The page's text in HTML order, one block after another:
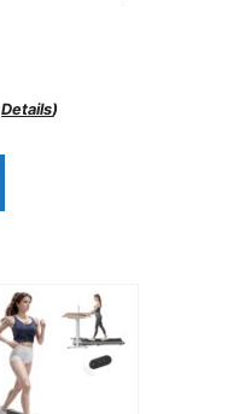
Details)